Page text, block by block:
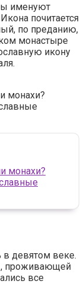
именуют
почитается
по преданию,
монастыре
икону
монахи?
монахи?
в девятом веке.
проживающей
все